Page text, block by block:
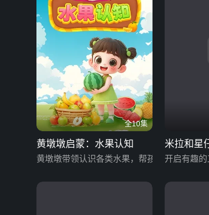
全10集
黄墩墩启蒙：水果认知
黄墩墩带领认识各类水果，帮孩子快速熟悉水
米拉和星
程车
开启有趣